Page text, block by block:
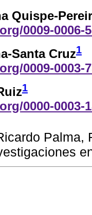
Quispe-
0009-0006-
Santa Cruz1
0009-0003-
1
0000-0003-
Palma,